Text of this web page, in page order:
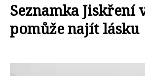
Seznamka Jiskření
pomůže najít lásku